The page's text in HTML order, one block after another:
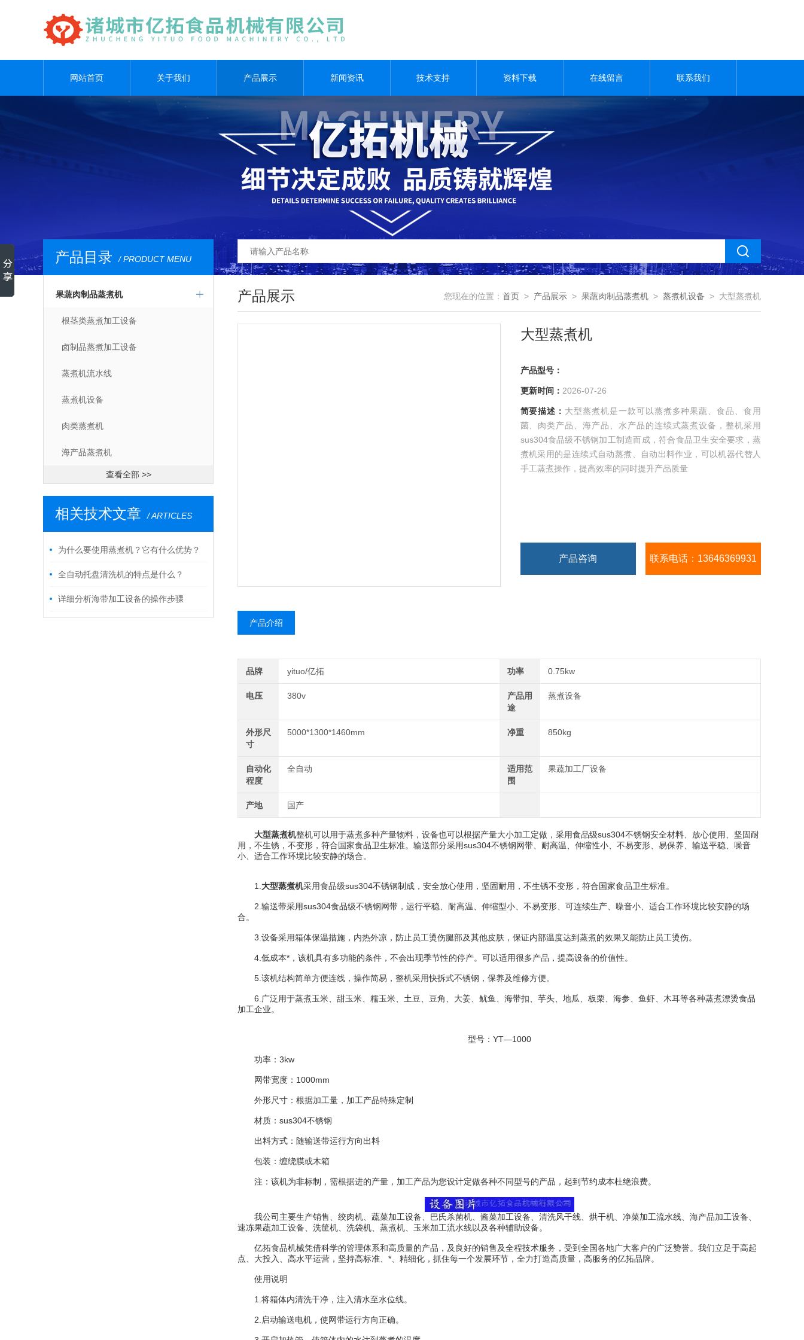
网站首页 关于我们 产品展示 新闻资讯 技术支持 资料下载 在线留言 联系我们
产品目录 / PRODUCT MENU
果蔬肉制品蒸煮机
根茎类蒸煮加工设备
卤制品蒸煮加工设备
蒸煮机流水线
蒸煮机设备
肉类蒸煮机
海产品蒸煮机
查看全部 >>
相关技术文章 / ARTICLES
为什么要使用蒸煮机？它有什么优势？
全自动托盘清洗机的特点是什么？
详细分析海带加工设备的操作步骤
产品展示 您现在的位置： 首页 > 产品展示 > 果蔬肉制品蒸煮机 > 蒸煮机设备 > 大型蒸煮机
大型蒸煮机
产品型号：
更新时间： 2026-07-26
简要描述： 大型蒸煮机是一款可以蒸煮多种果蔬、食品、食用
菌、肉类产品、海产品、水产品的连续式蒸煮设备，整机采用
sus304食品级不锈钢加工制造而成，符合食品卫生安全要求，蒸
煮机采用的是连续式自动蒸煮、自动出料作业，可以机器代替人
手工蒸煮操作，提高效率的同时提升产品质量
产品咨询 联系电话：13646369931
产品介绍
品牌 yituo/亿拓 功率 0.75kw
电压 380v
产品用
途
蒸煮设备
外形尺
寸
5000*1300*1460mm 净重 850kg
自动化
程度
全自动
适用范
围
果蔬加工厂设备
产地 国产
大型蒸煮机整机可以用于蒸煮多种产量物料，设备也可以根据产量大小加工定做，采用食品级sus304不锈钢安全材料、放心使用、坚固耐
用，不生锈，不变形，符合国家食品卫生标准。输送部分采用sus304不锈钢网带、耐高温、伸缩性小、不易变形、易保养、输送平稳、噪音
小、适合工作环境比较安静的场合。
1. 大型蒸煮机采用食品级sus304不锈钢制成，安全放心使用，坚固耐用，不生锈不变形，符合国家食品卫生标准。
2.输送带采用sus304食品级不锈钢网带，运行平稳、耐高温、伸缩型小、不易变形、可连续生产、噪音小、适合工作环境比较安静的场
合。
3.设备采用箱体保温措施，内热外凉，防止员工烫伤腿部及其他皮肤，保证内部温度达到蒸煮的效果又能防止员工烫伤。
4.低成本*，该机具有多功能的条件，不会出现季节性的停产。可以适用很多产品，提高设备的价值性。
5.该机结构简单方便连线，操作简易，整机采用快拆式不锈钢，保养及维修方便。
6.广泛用于蒸煮玉米、甜玉米、糯玉米、土豆、豆角、大姜、鱿鱼、海带扣、芋头、地瓜、板栗、海参、鱼虾、木耳等各种蒸煮漂烫食品
加工企业。
型号：YT—1000
功率：3kw
网带宽度：1000mm
外形尺寸：根据加工量，加工产品特殊定制
材质：sus304不锈钢
出料方式：随输送带运行方向出料
包装：缠绕膜或木箱
注：该机为非标制，需根据进的产量，加工产品为您设计定做各种不同型号的产品，起到节约成本杜绝浪费。
我公司主要生产销售、绞肉机、蔬菜加工设备、巴氏杀菌机、酱菜加工设备、清洗风干线、烘干机、净菜加工流水线、海产品加工设备、
速冻果蔬加工设备、洗筐机、洗袋机、蒸煮机、玉米加工流水线以及各种辅助设备。
亿拓食品机械凭借科学的管理体系和高质量的产品，及良好的销售及全程技术服务，受到全国各地广大客户的广泛赞誉。我们立足于高起
点、大投入、高水平运营，坚持高标准、*、精细化，抓住每一个发展环节，全力打造高质量，高服务的亿拓品牌。
使用说明
1.将箱体内清洗干净，注入清水至水位线。
2.启动输送电机，使网带运行方向正确。